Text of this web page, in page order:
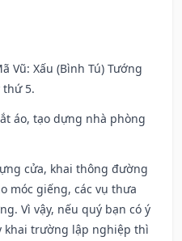
Vũ: Xấu (Bình Tú) Tướng
5.
áo, tạo dựng nhà phòng
cửa, khai thông đường
móc giếng, các vụ thưa
Vì vậy, nếu quý bạn có ý
khai trường lập nghiệp thì